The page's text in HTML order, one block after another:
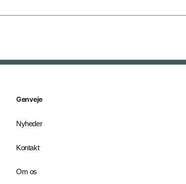
Genveje
Nyheder
Kontakt
Om os